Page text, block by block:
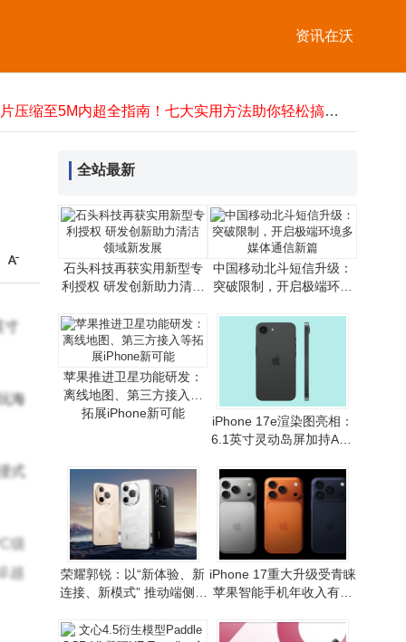
资讯在沃
性能怪兽登场！一加15携400万跑分+7300mAh大电池，3499元开启真旗舰新体验
企业宽带选不对，带宽再大也白费！这些关键因素决定实际网速
荣旭传媒技术破局：以专业方案化解直播痛点，成就高性价比之选
寸
海
式
级
越
全站最新
石头科技再获实用新型专
利授权 研发创新助力清洁
中国移动北斗短信升级：
突破限制，开启极端环境
苹果推进卫星功能研发：
离线地图、第三方接入等
拓展iPhone新可能
iPhone 17e渲染图亮相：
6.1英寸灵动岛屏加持A19
荣耀郭锐：以“新体验、新
连接、新模式” 推动端侧AI
iPhone 17重大升级受青睐
苹果智能手机年收入有望